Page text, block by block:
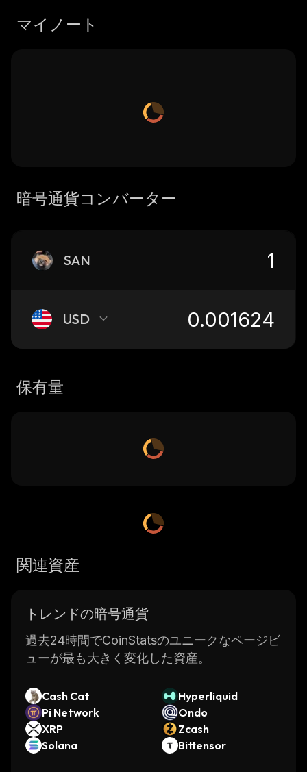
マイノート
暗号通貨コンバーター
SAN
USD
保有量
関連資産
トレンドの暗号通貨
過去24時間でCoinStatsのユニークなページビ
ューが最も大きく変化した資産。
Cash Cat
Hyperliquid
Pi Network
Ondo
XRP
Zcash
Solana
Bittensor